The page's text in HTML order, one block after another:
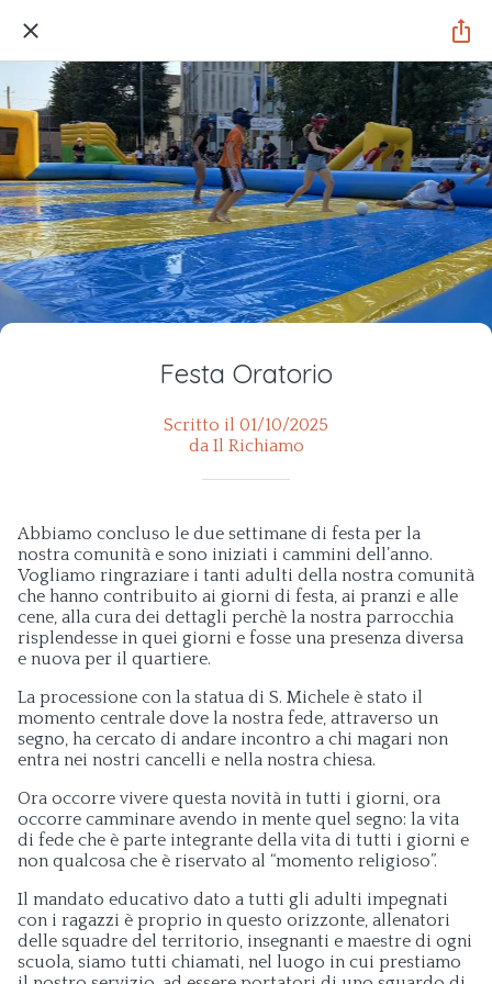
Festa Oratorio
Scritto il 01/10/2025
da Il Richiamo
Abbiamo concluso le due settimane di festa per la
nostra comunità e sono iniziati i cammini dell’anno.
Vogliamo ringraziare i tanti adulti della nostra comunità
che hanno contribuito ai giorni di festa, ai pranzi e alle
cene, alla cura dei dettagli perchè la nostra parrocchia
risplendesse in quei giorni e fosse una presenza diversa
e nuova per il quartiere.
La processione con la statua di S. Michele è stato il
momento centrale dove la nostra fede, attraverso un
segno, ha cercato di andare incontro a chi magari non
entra nei nostri cancelli e nella nostra chiesa.
Ora occorre vivere questa novità in tutti i giorni, ora
occorre camminare avendo in mente quel segno: la vita
di fede che è parte integrante della vita di tutti i giorni e
non qualcosa che è riservato al “momento religioso”.
Il mandato educativo dato a tutti gli adulti impegnati
con i ragazzi è proprio in questo orizzonte, allenatori
delle squadre del territorio, insegnanti e maestre di ogni
scuola, siamo tutti chiamati, nel luogo in cui prestiamo